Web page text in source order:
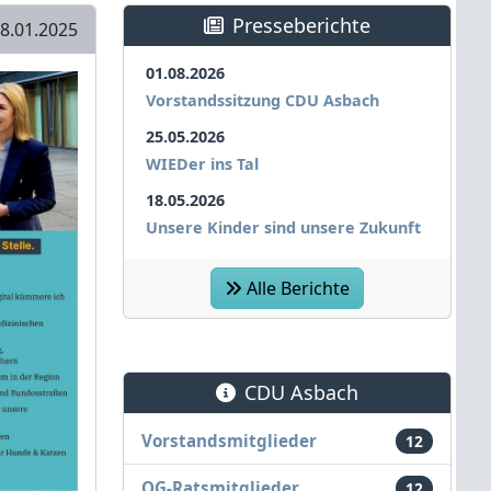
Presseberichte
01.08.2026
Vorstandssitzung CDU Asbach
25.05.2026
WIEDer ins Tal
18.05.2026
Unsere Kinder sind unsere Zukunft
Alle Berichte
CDU Asbach
Vorstandsmitglieder 12